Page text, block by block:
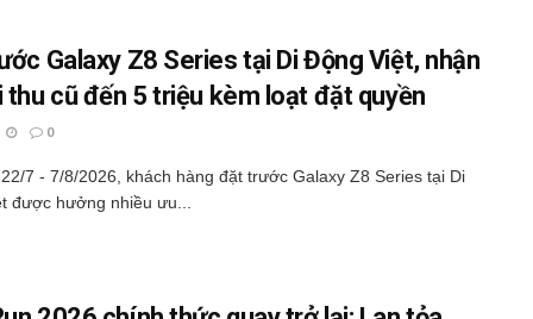
Galaxy Z8 Series tại Di Động Việt, nhận
thu cũ đến 5 triệu kèm loạt đặt quyền
0
7 - 7/8/2026, khách hàng đặt trước Galaxy Z8 Series tại Di
được hưởng nhiều ưu...